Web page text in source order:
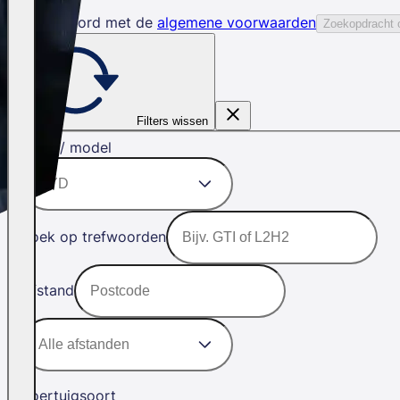
Ik ga akkoord met de algemene voorwaarden Zoekopdracht
Filters wissen
Merk / model
Zoek op trefwoorden
Afstand
Voertuigsoort